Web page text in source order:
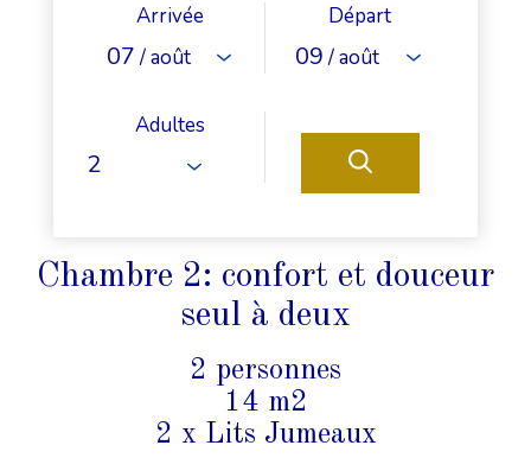
Arrivée
07/ août
Départ
09 / août
Adultes
Chambre 2: confort et douceur
seul à deux
2 personnes
14 m2
2 x Lits Jumeaux